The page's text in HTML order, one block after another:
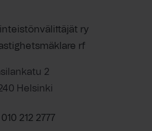
ry
rf
2
Helsinki
010 212 2777